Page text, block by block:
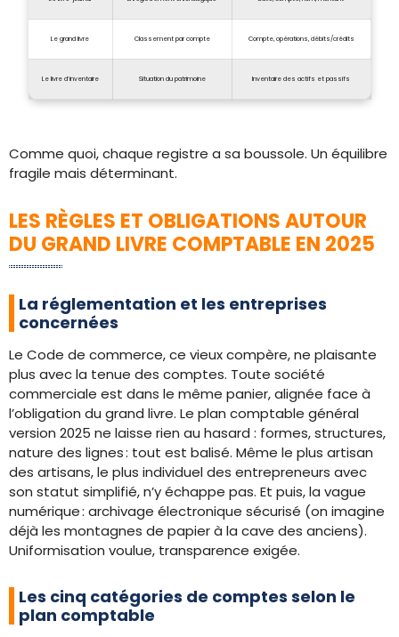
Le grand livre Classement par compte Compte, opérations, débits/crédits
Le livre d’inventaire Situation du patrimoine Inventaire des actifs et passifs
Comme quoi, chaque registre a sa boussole. Un équilibre
fragile mais déterminant.
LES RÈGLES ET OBLIGATIONS AUTOUR
DU GRAND LIVRE COMPTABLE EN 2025
La réglementation et les entreprises
concernées
Le Code de commerce, ce vieux compère, ne plaisante
plus avec la tenue des comptes. Toute société
commerciale est dans le même panier, alignée face à
l’obligation du grand livre. Le plan comptable général
version 2025 ne laisse rien au hasard : formes, structures,
nature des lignes : tout est balisé. Même le plus artisan
des artisans, le plus individuel des entrepreneurs avec
son statut simplifié, n’y échappe pas. Et puis, la vague
numérique : archivage électronique sécurisé (on imagine
déjà les montagnes de papier à la cave des anciens).
Uniformisation voulue, transparence exigée.
Les cinq catégories de comptes selon le
plan comptable